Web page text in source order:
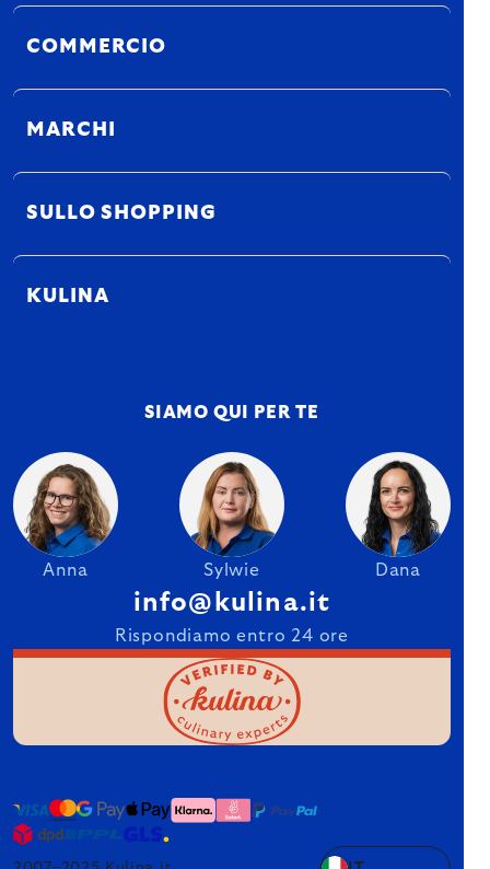
COMMERCIO
MARCHI
SULLO SHOPPING
KULINA
SIAMO QUI PER TE
Anna Sylwie Dana
info@kulina.it
Rispondiamo entro 24 ore